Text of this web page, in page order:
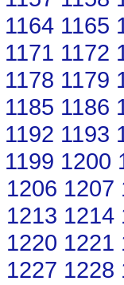
1164 1165
1171 1172
1178 1179
1185 1186
1192 1193
1199 1200
1206 1207
1213 1214
1220 1221
1227 1228